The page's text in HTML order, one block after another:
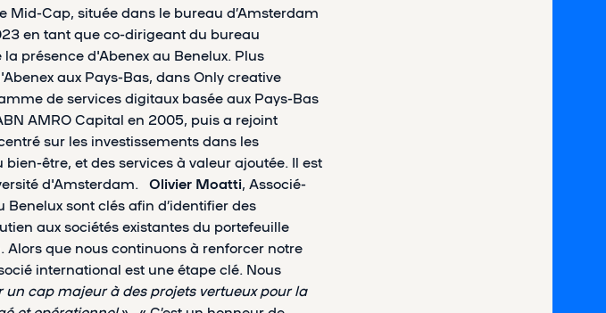
Cap, située dans le bureau d’Amsterdam
en tant que co-dirigeant du bureau
présence d'Abenex au Benelux. Plus
aux Pays-Bas, dans Only creative
de services digitaux basée aux Pays-Bas
AMRO Capital en 2005, puis a rejoint
sur les investissements dans les
être, et des services à valeur ajoutée. Il est
d'Amsterdam. Olivier Moatti, Associé-
sont clés afin d’identifier des
aux sociétés existantes du portefeuille
Alors que nous continuons à renforcer notre
international est une étape clé. Nous
cap majeur à des projets vertueux pour la